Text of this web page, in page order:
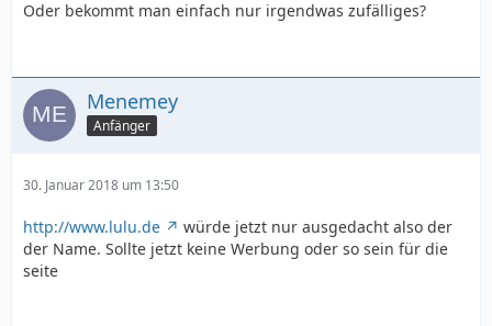
Oder bekommt man einfach nur irgendwas zufälliges?
Menemey
Anfänger
30. Januar 2018 um 13:50
http://www.lulu.de
würde jetzt nur ausgedacht also der
der Name. Sollte jetzt keine Werbung oder so sein für die
seite